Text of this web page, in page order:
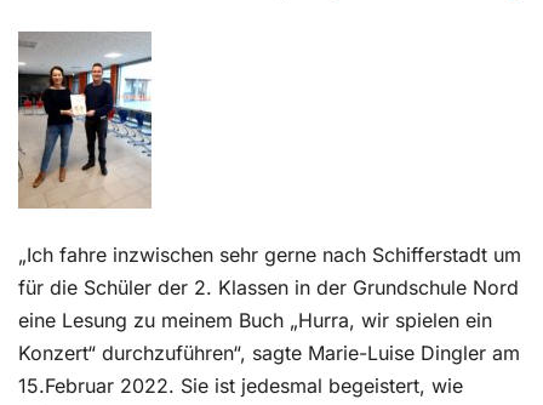
„Ich fahre inzwischen sehr gerne nach Schifferstadt um
für die Schüler der 2. Klassen in der Grundschule Nord
eine Lesung zu meinem Buch „Hurra, wir spielen ein
Konzert“ durchzuführen“, sagte Marie-Luise Dingler am
15.Februar 2022. Sie ist jedesmal begeistert, wie